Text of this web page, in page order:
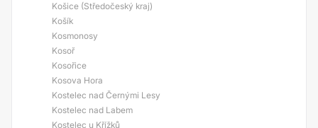
Košice (Středočeský kraj)
Košík
Kosmonosy
Kosoř
Kosořice
Kosova Hora
Kostelec nad Černými Lesy
Kostelec nad Labem
Kostelec u Křížků